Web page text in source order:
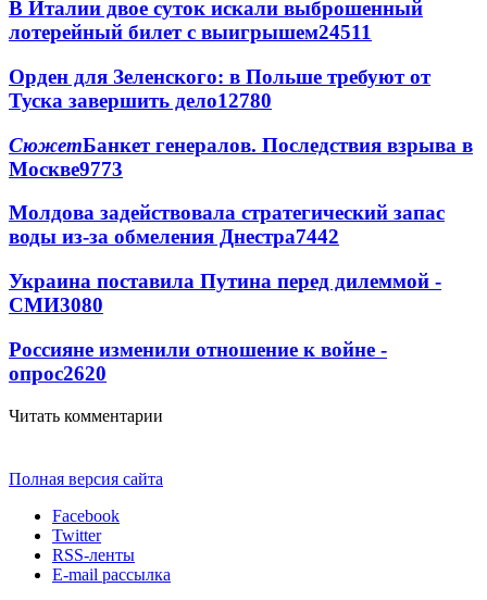
В Италии двое суток искали выброшенный
лотерейный билет с выигрышем24511
Орден для Зеленского: в Польше требуют от
Туска завершить дело12780
СюжетБанкет генералов. Последствия взрыва в
Москве9773
Молдова задействовала стратегический запас
воды из-за обмеления Днестра7442
Украина поставила Путина перед дилеммой -
СМИ3080
Россияне изменили отношение к войне -
опрос2620
Читать комментарии
Полная версия сайта
Facebook
Twitter
RSS-ленты
E-mail рассылка